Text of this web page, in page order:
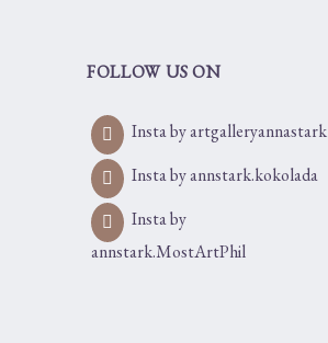
FOLLOW US ON
Insta by artgalleryannastark
Insta by annstark.kokolada
Insta by
annstark.MostArtPhil